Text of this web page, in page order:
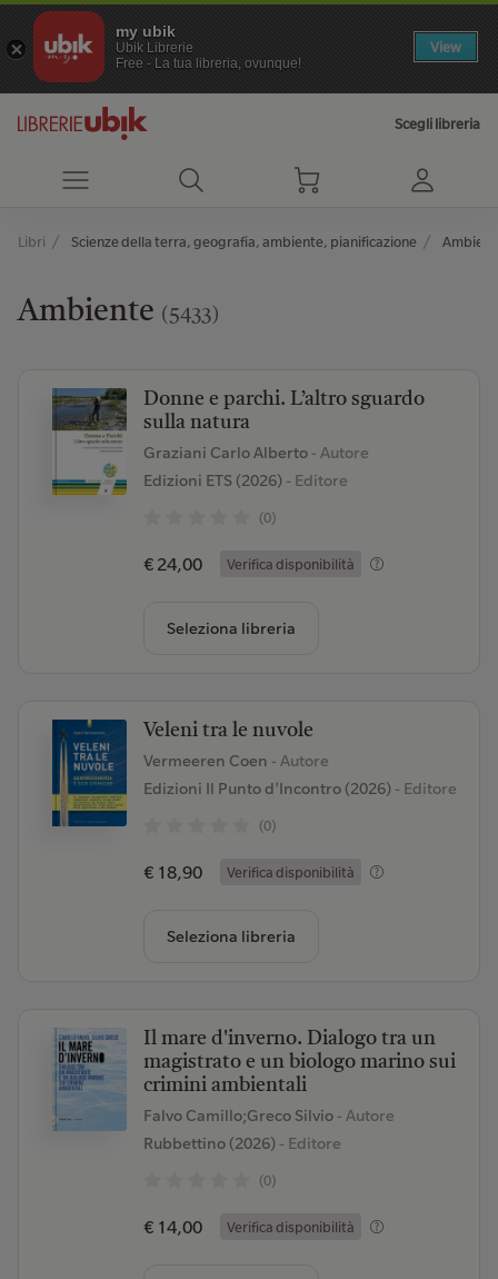
my ubik
Ubik Librerie
Free - La tua libreria, ovunque!
View
Scegli libreria
Libri Scienze della terra, geografia, ambiente, pianificazione
Ambiente (5433)
Donne e parchi. L’altro sguardo
sulla natura
Graziani Carlo Alberto - Autore
Edizioni ETS (2026)- Editore
(0)
€ 24,00 Verifica disponibilità
Seleziona libreria
Veleni tra le nuvole
Vermeeren Coen - Autore
Edizioni Il Punto d'Incontro (2026)- Editore
(0)
€ 18,90 Verifica disponibilità
Seleziona libreria
Il mare d'inverno. Dialogo tra un
magistrato e un biologo marino sui
crimini ambientali
Falvo Camillo;Greco Silvio - Autore
Rubbettino (2026)- Editore
(0)
€ 14,00 Verifica disponibilità